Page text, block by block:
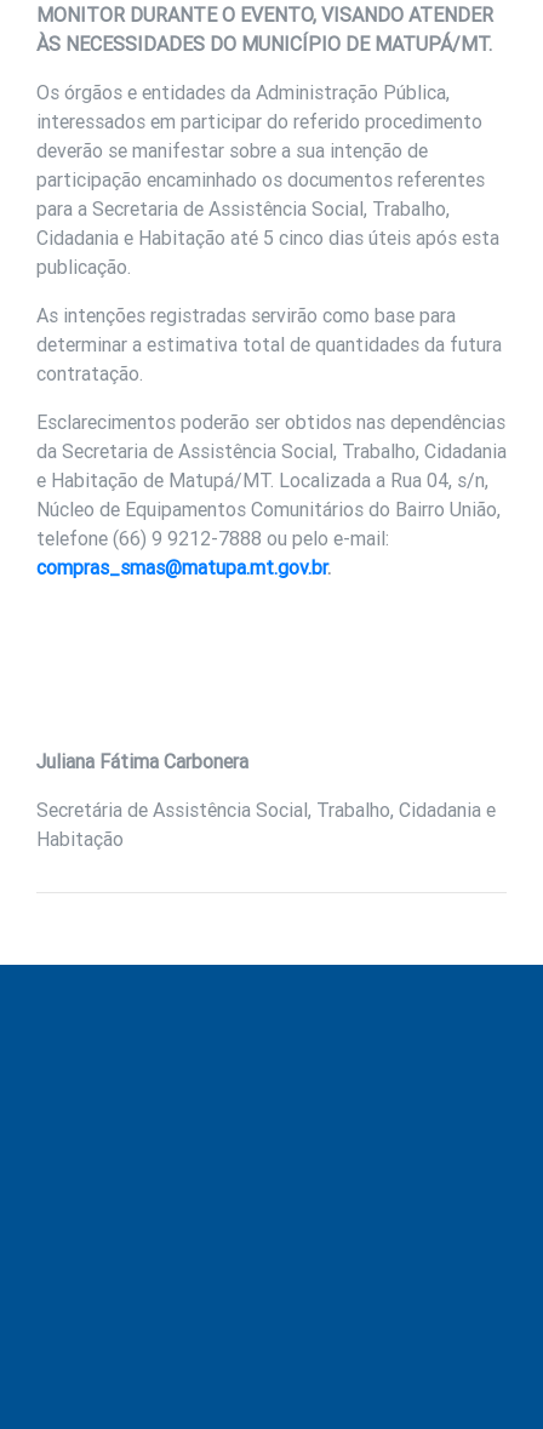
MONITOR DURANTE O EVENTO, VISANDO ATENDER
ÀS NECESSIDADES DO MUNICÍPIO DE MATUPÁ/MT.
Os órgãos e entidades da Administração Pública,
interessados em participar do referido procedimento
deverão se manifestar sobre a sua intenção de
participação encaminhado os documentos referentes
para a Secretaria de Assistência Social, Trabalho,
Cidadania e Habitação até 5 cinco dias úteis após esta
publicação.
As intenções registradas servirão como base para
determinar a estimativa total de quantidades da futura
contratação.
Esclarecimentos poderão ser obtidos nas dependências
da Secretaria de Assistência Social, Trabalho, Cidadania
e Habitação de Matupá/MT. Localizada a Rua 04, s/n,
Núcleo de Equipamentos Comunitários do Bairro União,
telefone (66) 9 9212-7888 ou pelo e-mail:
compras_smas@matupa.mt.gov.br.
Juliana Fátima Carbonera
Secretária de Assistência Social, Trabalho, Cidadania e
Habitação